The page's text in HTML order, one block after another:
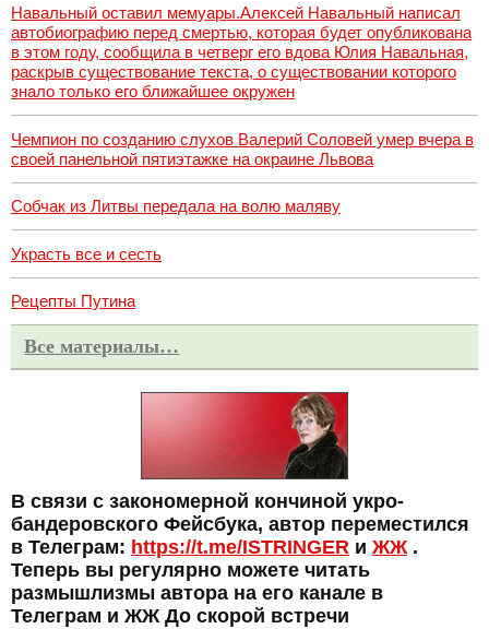
Навальный оставил мемуары.Алексей Навальный написал
автобиографию перед смертью, которая будет опубликована
в этом году, сообщила в четверг его вдова Юлия Навальная,
раскрыв существование текста, о существовании которого
знало только его ближайшее окружен
Чемпион по созданию слухов Валерий Соловей умер вчера в
своей панельной пятиэтажке на окраине Львова
Собчак из Литвы передала на волю маляву
Украсть все и сесть
Рецепты Путина
Все материалы…
В связи с закономерной кончиной укро-
бандеровского Фейсбука, автор переместился
в Телеграм: https://t.me/ISTRINGER и ЖЖ.
Теперь вы регулярно можете читать
размышлизмы автора на его канале в
Телеграм и ЖЖ До скорой встречи